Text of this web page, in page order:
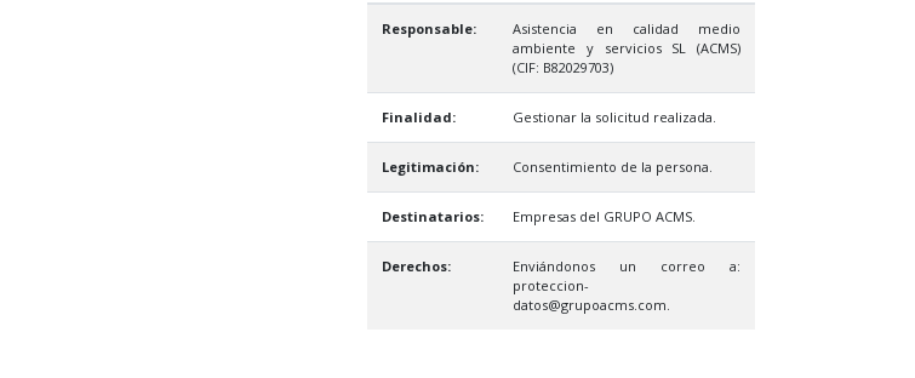
Responsable:
Asistencia en calidad medio
ambiente y servicios SL (ACMS)
(CIF: B82029703)
Finalidad: Gestionar la solicitud realizada.
Legitimación: Consentimiento de la persona.
Destinatarios: Empresas del GRUPO ACMS.
Derechos:
Enviándonos un correo a:
proteccion-
datos@grupoacms.com.